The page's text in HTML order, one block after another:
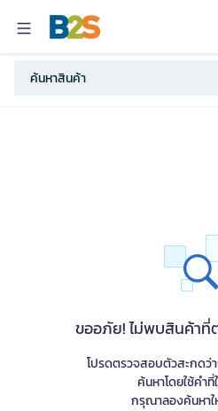
ขออภัย! ไม่พบสินค้า
โปรดตรวจสอบตัวสะกดว่
ค้นหาโดยใช้คำ
กรุณาลองค้นหา